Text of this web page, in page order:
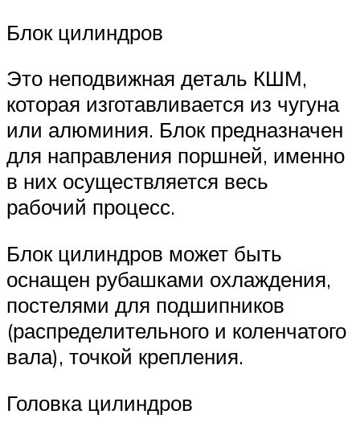
Блок цилиндров
Это неподвижная деталь КШМ,
которая изготавливается из чугуна
или алюминия. Блок предназначен
для направления поршней, именно
в них осуществляется весь
рабочий процесс.
Блок цилиндров может быть
оснащен рубашками охлаждения,
постелями для подшипников
(распределительного и коленчатого
вала), точкой крепления.
Головка цилиндров